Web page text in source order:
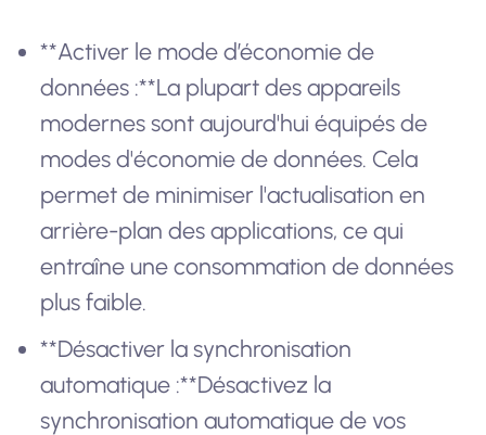
**Activer le mode d’économie de
données :**La plupart des appareils
modernes sont aujourd'hui équipés de
modes d'économie de données. Cela
permet de minimiser l'actualisation en
arrière-plan des applications, ce qui
entraîne une consommation de données
plus faible.
**Désactiver la synchronisation
automatique :**Désactivez la
synchronisation automatique de vos